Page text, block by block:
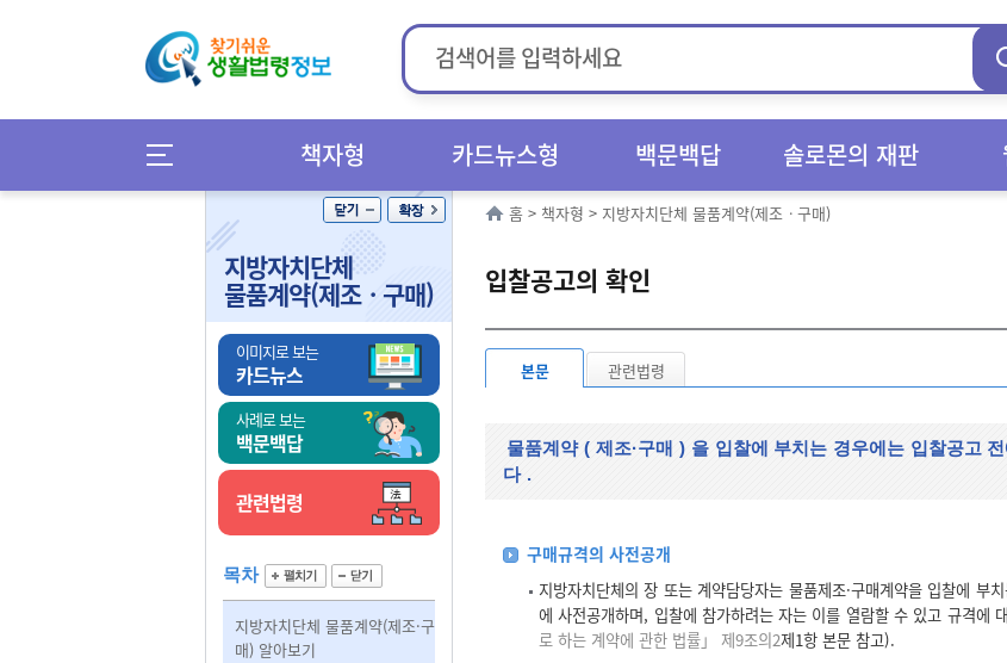
책자형 카드뉴스형 백문백답 솔로몬의 재판
지방자치단체
물품계약(제조ㆍ구매)
이미지로 보는
카드뉴스
사례로 보는
백문백답
관련법령
목차
지방자치단체 물품계약(제조·구
매) 알아보기
홈 > 책자형 > 지방자치단체 물품계약(제조ㆍ구매)
입찰공고의 확인
본문 관련법령
물품계약 ( 제조·구매 ) 을 입찰에 부치는 경우에는 입찰공고
다 .
구매규격의 사전공개
지방자치단체의 장 또는 계약담당자는 물품제조·구매계약을 입찰에 부
에 사전공개하며, 입찰에 참가하려는 자는 이를 열람할 수 있고 규격에
로 하는 계약에 관한 법률」 제9조의2제1항 본문 참고).